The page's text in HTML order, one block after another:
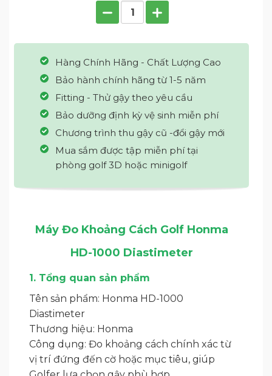
Hàng Chính Hãng - Chất Lượng Cao
Bảo hành chính hãng từ 1-5 năm
Fitting - Thử gậy theo yêu cầu
Bảo dưỡng định kỳ vệ sinh miễn phí
Chương trình thu gậy cũ -đổi gậy mới
Mua sắm được tập miễn phí tại
phòng golf 3D hoặc minigolf
Máy Đo Khoảng Cách Golf Honma
HD-1000 Diastimeter
1. Tổng quan sản phẩm
Tên sản phẩm: Honma HD-1000
Diastimeter
Thương hiệu: Honma
Công dụng: Đo khoảng cách chính xác từ
vị trí đứng đến cờ hoặc mục tiêu, giúp